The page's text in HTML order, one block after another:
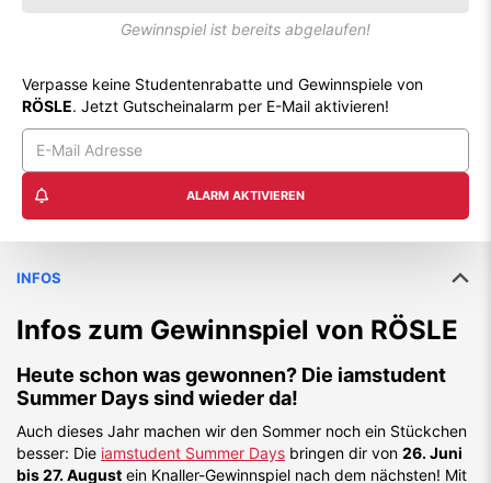
Gewinnspiel ist bereits abgelaufen!
Verpasse keine Studentenrabatte und Gewinnspiele von
RÖSLE. Jetzt Gutscheinalarm per E-Mail aktivieren!
ALARM AKTIVIEREN
INFOS
Infos zum Gewinnspiel von RÖSLE
Heute schon was gewonnen? Die iamstudent
Summer Days sind wieder da!
Auch dieses Jahr machen wir den Sommer noch ein Stückchen
besser: Die iamstudent Summer Days bringen dir von 26. Juni
bis 27. August ein Knaller-Gewinnspiel nach dem nächsten! Mit